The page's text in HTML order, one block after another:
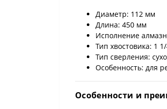
Диаметр: 112 мм
Длина: 450 мм
Исполнение
Тип хвостовика: 1
Тип сверления:
Особенность: для
Особенности и